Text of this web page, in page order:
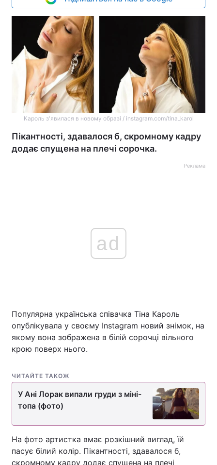
Кароль з'явилася в новому образі / instagram.com/tina_karol
Пікантності, здавалося б, скромному кадру
додає спущена на плечі сорочка.
Реклама
ad
Популярна українська співачка Тіна Кароль
опублікувала у своєму Instagram новий знімок, на
якому вона зображена в білій сорочці вільного
крою поверх нього.
ЧИТАЙТЕ ТАКОЖ
У Ані Лорак випали груди з міні-
топа (фото)
На фото артистка вмає розкішний виглад, їй
пасує білий колір. Пікантності, здавалося б,
скромному кадру додає спущена на плечі